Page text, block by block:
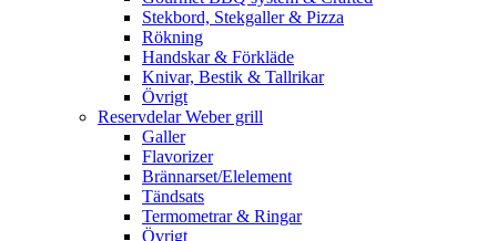
Stekbord, Stekgaller & Pizza
Rökning
Handskar & Förkläde
Knivar, Bestik & Tallrikar
Övrigt
Reservdelar Weber grill
Galler
Flavorizer
Brännarset/Elelement
Tändsats
Termometrar & Ringar
Övrigt